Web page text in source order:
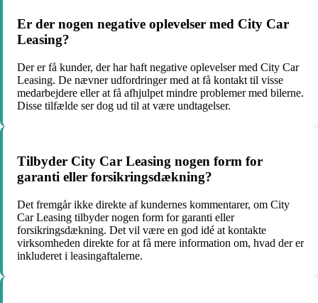
Er der nogen negative oplevelser med City Car
Leasing?
Der er få kunder, der har haft negative oplevelser med City Car
Leasing. De nævner udfordringer med at få kontakt til visse
medarbejdere eller at få afhjulpet mindre problemer med bilerne.
Disse tilfælde ser dog ud til at være undtagelser.
Tilbyder City Car Leasing nogen form for
garanti eller forsikringsdækning?
Det fremgår ikke direkte af kundernes kommentarer, om City
Car Leasing tilbyder nogen form for garanti eller
forsikringsdækning. Det vil være en god idé at kontakte
virksomheden direkte for at få mere information om, hvad der er
inkluderet i leasingaftalerne.